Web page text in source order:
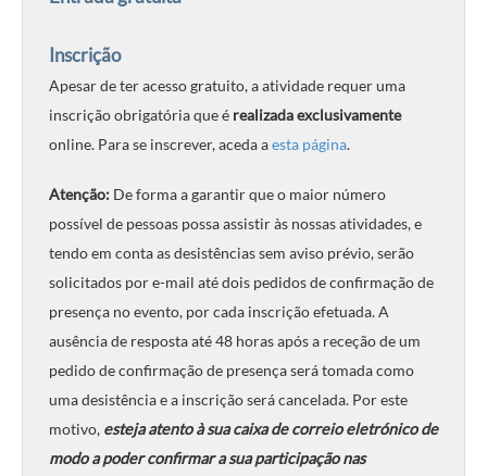
Inscrição
Apesar de ter acesso gratuito, a atividade requer uma
inscrição obrigatória que é realizadaexclusivamente
online. Para se inscrever, aceda aesta página.
Atenção: De forma a garantir que o maior número
possível de pessoas possa assistir às nossas atividades, e
tendo em conta as desistências sem aviso prévio, serão
solicitados por e-mail até dois pedidos de confirmação de
presença no evento, por cada inscrição efetuada. A
ausência de resposta até 48 horas após a receção de um
pedido de confirmação de presença será tomada como
uma desistência e a inscrição será cancelada. Por este
motivo, esteja atento à sua caixa de correio eletrónico de
modo a poder confirmar a sua participação nas